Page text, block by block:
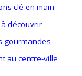
clé en main
découvrir
gourmandes
au centre-ville